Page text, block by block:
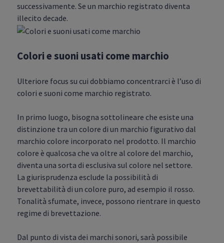
successivamente. Se un marchio registrato diventa
illecito decade.
Colori e suoni usati come marchio
Ulteriore focus su cui dobbiamo concentrarci è l’uso di
colori e suoni come marchio registrato.
In primo luogo, bisogna sottolineare che esiste una
distinzione tra un colore di un marchio figurativo dal
marchio colore incorporato nel prodotto. Il marchio
colore è qualcosa che va oltre al colore del marchio,
diventa una sorta di esclusiva sul colore nel settore.
La giurisprudenza esclude la possibilità di
brevettabilità di un colore puro, ad esempio il rosso.
Tonalità sfumate, invece, possono rientrare in questo
regime di brevettazione.
Dal punto di vista dei marchi sonori, sarà possibile